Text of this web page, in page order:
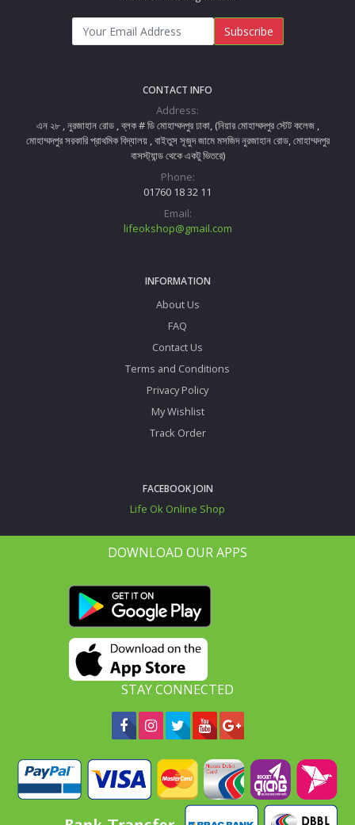
Subscribe
CONTACT INFO
Address:
এন ২৮ , নুরজাহান রোড , ব্লক # ডি মোহাম্মদপুর ঢাকা, (নিয়ার মোহাম্মদপুর স্টেট কলেজ ,
মোহাম্মদপুর সরকারি প্রাথমিক বিদ্যালয় , বাইতুস সূজুদ জামে মসজিদ নুরজাহান রোড, মোহাম্মদপুর
বাসস্ট্যান্ড থেকে একটু ভিতরে)
Phone:
01760 18 32 11
Email:
lifeokshop@gmail.com
INFORMATION
About Us
FAQ
Contact Us
Terms and Conditions
Privacy Policy
My Wishlist
Track Order
FACEBOOK JOIN
Life Ok Online Shop
DOWNLOAD OUR APPS
STAY CONNECTED